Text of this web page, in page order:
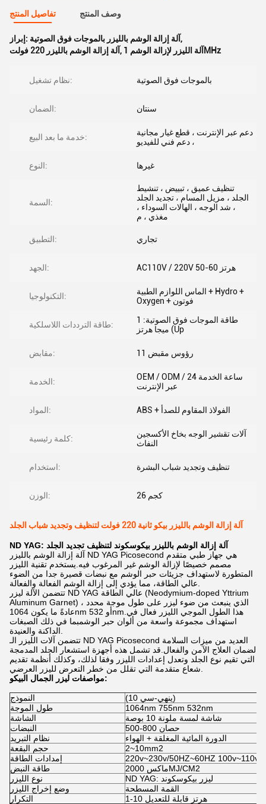
تفاصيل المنتج وصف المنتج
إبراز: آلة إزالة الوشم بالليزر بالموجات فوق الصوتية ,
آلة إزالة الوشم بالليزر 220 فولت , آلة الليزر لإزالة الوشم 1MHz
نظام تشغيل: بالموجات فوق الصوتية
الضمان: سنتان
خدمة ما بعد البيع:
دعم عبر الإنترنت ، قطع غيار مجانية
، دعم فني للفيديو
النوع: غيرها
السمة:
تنظيف عميق ، تبييض ، تنشيط
الجلد ، مزيل المسام ، تجديد الجلد
، شد الوجه ، الهالات السوداء ،
مغذي ، م
التطبيق: تجاري
الجهد: AC110V / 220V 50-60 هرتز
التكنولوجيا:
الماس اللوازم الطبية + Hydro +
Oxygen + فوتون
طاقة الترددات اللاسلكية:
طاقة الموجات فوق الصوتية: 1
ميجا هرتز (Up
مقابض: 11 رؤوس مقبض
الخدمة:
OEM / ODM / 24 ساعة الخدمة
عبر الإنترنت
المواد: ABS + الفولاذ المقاوم للصدأ
كلمة رئيسية:
آلات تقشير الوجه بخاخ الأكسجين
النفاث
استخدام: تنظيف وتجديد شباب البشرة
الوزن: 26 كجم
آلة إزالة الوشم بالليزر بيكو ثانية 220 فولت لتنظيف وتجديد شباب الجلد
ND YAG: آلة إزالة الوشم بالليزر بيكوسكوند لتنظيف تجديد الجلد
آلة إزالة الوشم بالليزر ND YAG Picosecond هي جهاز طبي متقدم
مصمم خصيصًا لإزالة الوشم غير المرغوب فيه.يستخدم تقنية الليزر
المتطورة لاستهداف جزيئات حبر الوشم مع نبضات قصيرة جدا من الضوء
تتضمن الآلة ليزر ND YAG عالي الطاقة (Neodymium-doped Yttrium
Aluminum Garnet) الذي ينبعث من ضوء ليزر على طول موجة محدد ،
عادةً ما يكون 1064nm أو 532nm.هذا الطول الموجي الليزر فعال في
استهداف مجموعة واسعة من ألوان حبر الوشمبما في ذلك الصبغات
تتضمن آلات الليزر الـ ND YAG Picosecond العديد من ميزات السلامة
لضمان العلاج الآمن والفعال.قد تشمل هذه أجهزة استشعار الجلد المدمجة
التي تقيم نوع الجلد وتعدل إعدادات الليزر وفقا لذلك، وكذلك أنظمة تقديم
مواصفات ليزر الجمال البيكو:
النموذج
(ينهي-سي 10)
طول الموجة
1064nm 755nm 532nm
الشاشة
شاشة لمسة ملونة 10 بوصة
النبضات
500-800 حصان
نظام التبريد
الدورة المائية المغلقة + الهواء
حجم البقعة
2~10mm2
إمدادات الطاقة
220v~230v/50HZ~60HZ 100v~110v/
طاقة النبض
ماكس 2000MJ/CM2
نوع الليزر
ND YAG: ليزر بيكوسكوند
وضع إخراج الليزر
القمة المسطحة
التكرار
1-10 هرتز قابلة للتعديل